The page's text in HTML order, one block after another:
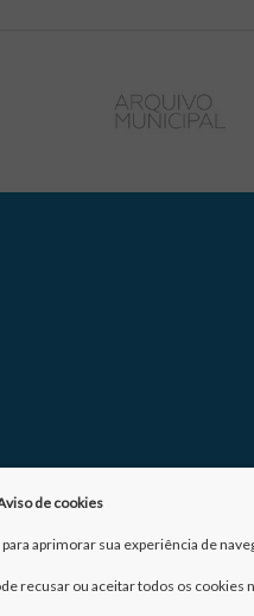
de cookies
aprimorar sua experiência de
recusar ou aceitar todos os